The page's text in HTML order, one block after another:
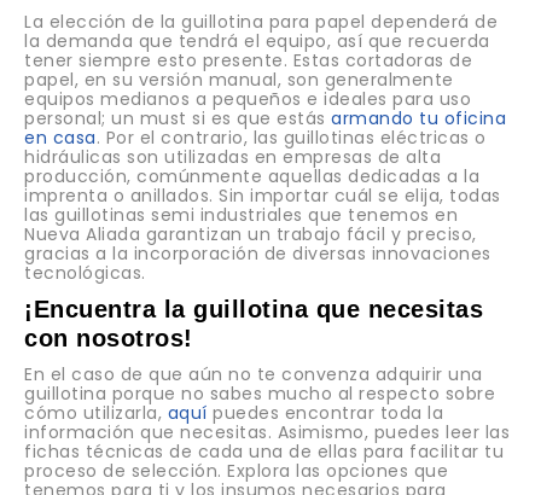
La elección de la guillotina para papel dependerá de
la demanda que tendrá el equipo, así que recuerda
tener siempre esto presente. Estas cortadoras de
papel, en su versión manual, son generalmente
equipos medianos a pequeños e ideales para uso
personal; un must si es que estás armando tu oficina
en casa. Por el contrario, las guillotinas eléctricas o
hidráulicas son utilizadas en empresas de alta
producción, comúnmente aquellas dedicadas a la
imprenta o anillados. Sin importar cuál se elija, todas
las guillotinas semi industriales que tenemos en
Nueva Aliada garantizan un trabajo fácil y preciso,
gracias a la incorporación de diversas innovaciones
tecnológicas.
¡Encuentra la guillotina que necesitas
con nosotros!
En el caso de que aún no te convenza adquirir una
guillotina porque no sabes mucho al respecto sobre
cómo utilizarla, aquí puedes encontrar toda la
información que necesitas. Asimismo, puedes leer las
fichas técnicas de cada una de ellas para facilitar tu
proceso de selección. Explora las opciones que
tenemos para ti y los insumos necesarios para